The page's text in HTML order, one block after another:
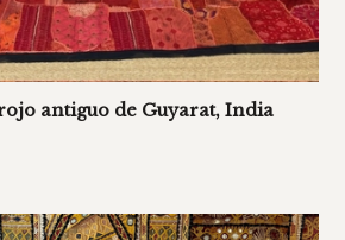
antiguo de Guyarat, India